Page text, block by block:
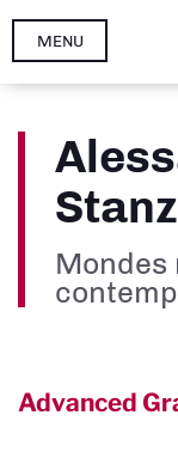
Aller
MENU
Mondes
Advanced